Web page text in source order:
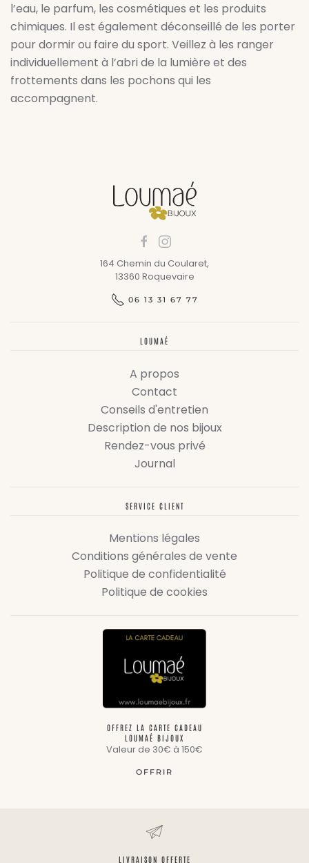
l’eau, le parfum, les cosmétiques et les produits
chimiques. Il est également déconseillé de les porter
pour dormir ou faire du sport. Veillez à les ranger
individuellement à l’abri de la lumière et des
frottements dans les pochons qui les
accompagnent.
164 Chemin du Coularet,
13360 Roquevaire
06 13 31 67 77
LOUMAÉ
A propos
Contact
Conseils d'entretien
Description de nos bijoux
Rendez-vous privé
Journal
SERVICE CLIENT
Mentions légales
Conditions générales de vente
Politique de confidentialité
Politique de cookies
OFFREZ LA CARTE CADEAU
LOUMAÉ BIJOUX
Valeur de 30€ à 150€
OFFRIR
LIVRAISON OFFERTE